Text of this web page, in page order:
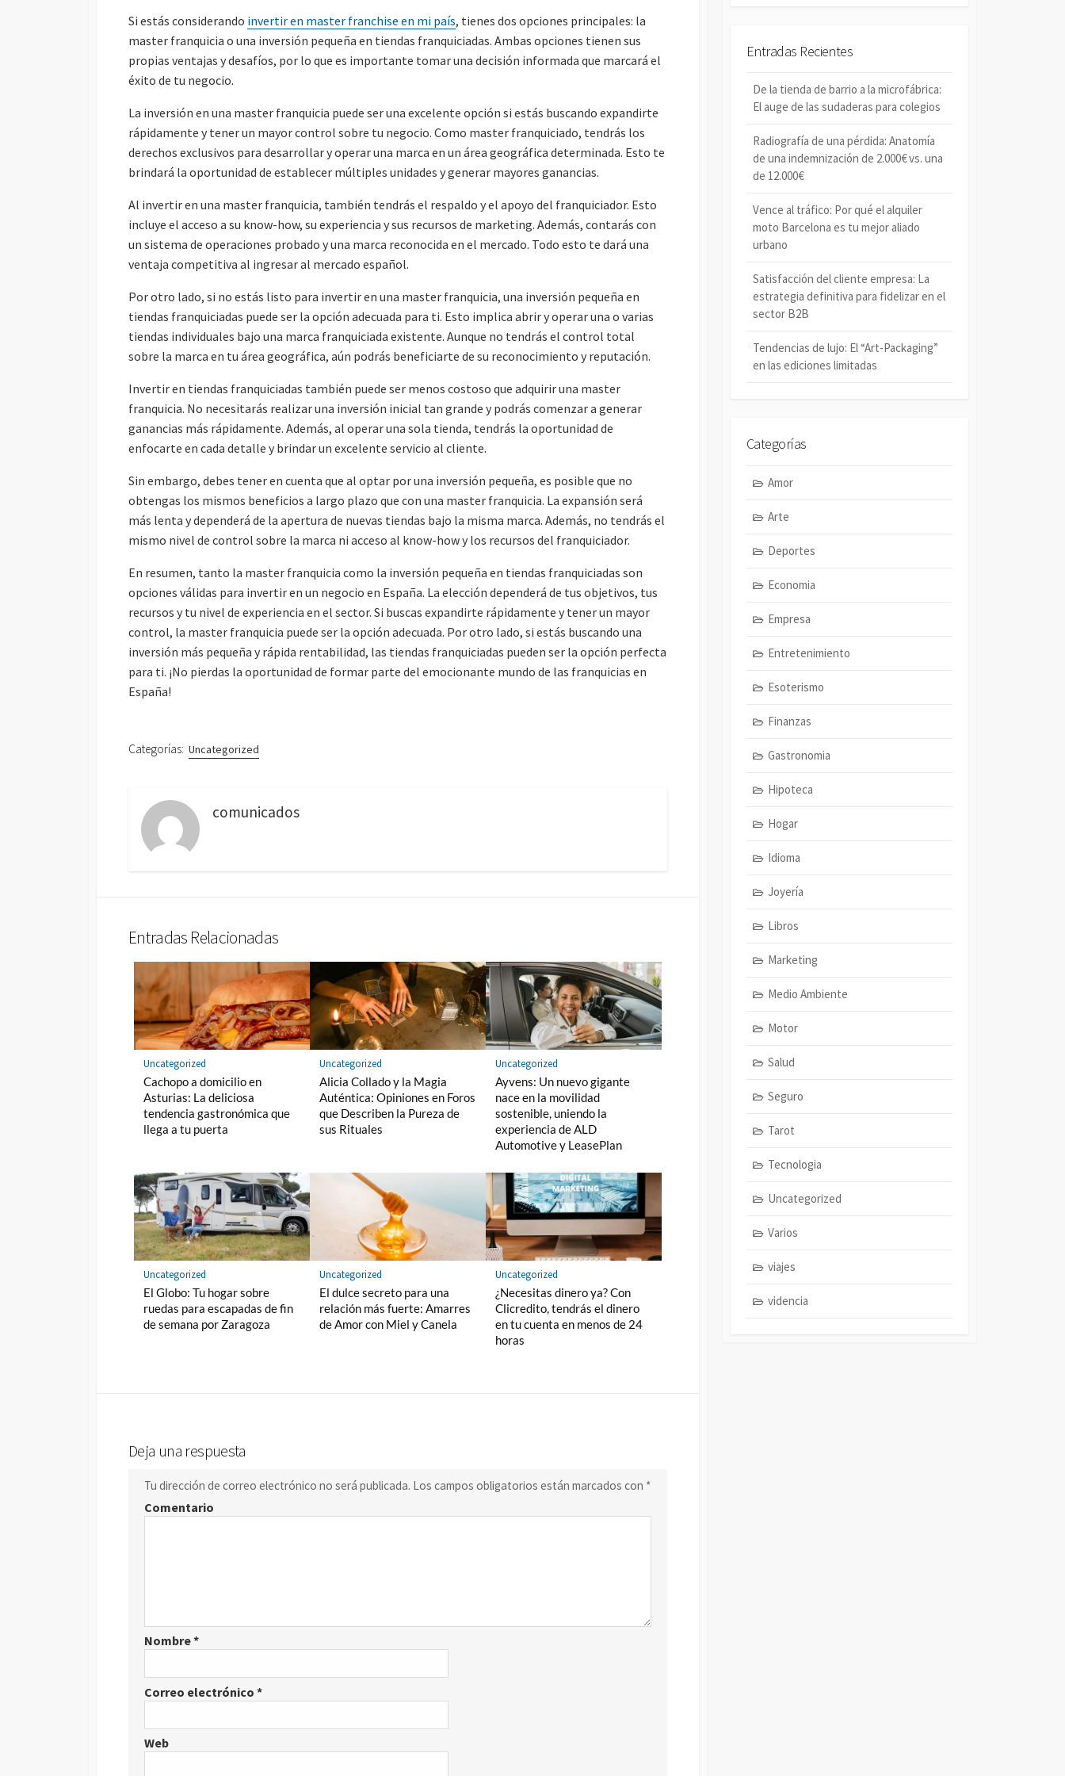
D
E
P
B
I
C
A
I
Ó
A
D
E
Ú
T
I
M
M
O
I
F
C
A
C
I
Ó
R
Si estás considerando invertir en master franchise en mi país, tienes dos opciones principales: la
master franquicia o una inversión pequeña en tiendas franquiciadas. Ambas opciones tienen sus
propias ventajas y desafíos, por lo que es importante tomar una decisión informada que marcará el
éxito de tu negocio.
La inversión en una master franquicia puede ser una excelente opción si estás buscando expandirte
rápidamente y tener un mayor control sobre tu negocio. Como master franquiciado, tendrás los
derechos exclusivos para desarrollar y operar una marca en un área geográfica determinada. Esto te
brindará la oportunidad de establecer múltiples unidades y generar mayores ganancias.
Al invertir en una master franquicia, también tendrás el respaldo y el apoyo del franquiciador. Esto
incluye el acceso a su know-how, su experiencia y sus recursos de marketing. Además, contarás con
un sistema de operaciones probado y una marca reconocida en el mercado. Todo esto te dará una
ventaja competitiva al ingresar al mercado español.
Por otro lado, si no estás listo para invertir en una master franquicia, una inversión pequeña en
tiendas franquiciadas puede ser la opción adecuada para ti. Esto implica abrir y operar una o varias
tiendas individuales bajo una marca franquiciada existente. Aunque no tendrás el control total
sobre la marca en tu área geográfica, aún podrás beneficiarte de su reconocimiento y reputación.
Invertir en tiendas franquiciadas también puede ser menos costoso que adquirir una master
franquicia. No necesitarás realizar una inversión inicial tan grande y podrás comenzar a generar
ganancias más rápidamente. Además, al operar una sola tienda, tendrás la oportunidad de
enfocarte en cada detalle y brindar un excelente servicio al cliente.
Sin embargo, debes tener en cuenta que al optar por una inversión pequeña, es posible que no
obtengas los mismos beneficios a largo plazo que con una master franquicia. La expansión será
más lenta y dependerá de la apertura de nuevas tiendas bajo la misma marca. Además, no tendrás el
mismo nivel de control sobre la marca ni acceso al know-how y los recursos del franquiciador.
En resumen, tanto la master franquicia como la inversión pequeña en tiendas franquiciadas son
opciones válidas para invertir en un negocio en España. La elección dependerá de tus objetivos, tus
recursos y tu nivel de experiencia en el sector. Si buscas expandirte rápidamente y tener un mayor
control, la master franquicia puede ser la opción adecuada. Por otro lado, si estás buscando una
inversión más pequeña y rápida rentabilidad, las tiendas franquiciadas pueden ser la opción perfecta
para ti. ¡No pierdas la oportunidad de formar parte del emocionante mundo de las franquicias en
España!
Categorías: Uncategorized
comunicados
Entradas Relacionadas
Uncategorized
Cachopo a domicilio en
Asturias: La deliciosa
tendencia gastronómica que
llega a tu puerta
Uncategorized
Alicia Collado y la Magia
Auténtica: Opiniones en Foros
que Describen la Pureza de
sus Rituales
Uncategorized
Ayvens: Un nuevo gigante
nace en la movilidad
sostenible, uniendo la
experiencia de ALD
Automotive y LeasePlan
Uncategorized
El Globo: Tu hogar sobre
ruedas para escapadas de fin
de semana por Zaragoza
Uncategorized
El dulce secreto para una
relación más fuerte: Amarres
de Amor con Miel y Canela
Uncategorized
¿Necesitas dinero ya? Con
Clicredito, tendrás el dinero
en tu cuenta en menos de 24
horas
Deja una respuesta
Tu dirección de correo electrónico no será publicada. Los campos obligatorios están marcados con *
Comentario
Nombre*
Correo electrónico *
Web
rEntradas Recientes
De la tienda de barrio a la microfábrica:
El auge de las sudaderas para colegios
Radiografía de una pérdida: Anatomía
de una indemnización de 2.000€ vs. una
de 12.000€
Vence al tráfico: Por qué el alquiler
moto Barcelona es tu mejor aliado
urbano
Satisfacción del cliente empresa: La
estrategia definitiva para fidelizar en el
sector B2B
Tendencias de lujo: El “Art-Packaging”
en las ediciones limitadas
Categorías
Amor
Arte
Deportes
Economia
Empresa
Entretenimiento
Esoterismo
Finanzas
Gastronomia
Hipoteca
Hogar
Idioma
Joyería
Libros
Marketing
Medio Ambiente
Motor
Salud
Seguro
Tarot
Tecnologia
Uncategorized
Varios
viajes
videncia